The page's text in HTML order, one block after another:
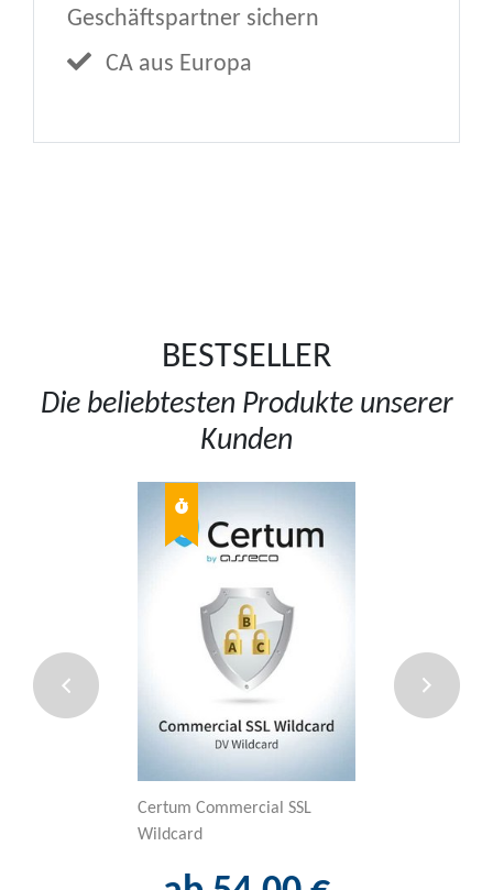
Geschäftspartner sichern
CA aus Europa
BESTSELLER
Die beliebtesten Produkte unserer
Kunden
Certum Commercial SSL
Wildcard